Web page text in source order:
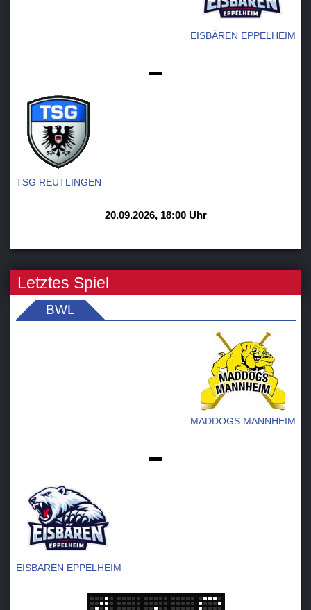
EISBÄREN EPPELHEIM
TSG REUTLINGEN
20.09.2026, 18:00 Uhr
Letztes Spiel
BWL
MADDOGS MANNHEIM
-
EISBÄREN EPPELHEIM